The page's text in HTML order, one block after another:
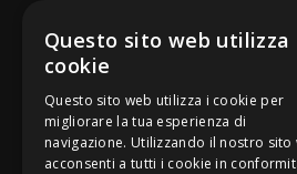
Be Bankers è ideato da
Questo sito web utilizza
cookie
Questo sito web utilizza i cookie per
migliorare la tua esperienza di
navigazione. Utilizzando il nostro sito
acconsenti a tutti i cookie in